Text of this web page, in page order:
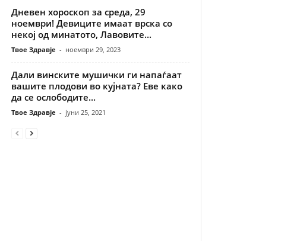
Дневен хороскоп за среда, 29
ноември! Девиците имаат врска со
некој од минатото, Лавовите...
Твое Здравје - ноември 29, 2023
Дали винските мушички ги напаѓаат
вашите плодови во кујната? Еве како
да се ослободите...
Твое Здравје - јуни 25, 2021